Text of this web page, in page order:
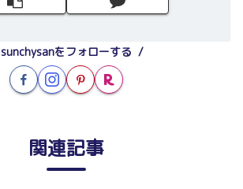
sunchysanをフォローする
関連記事